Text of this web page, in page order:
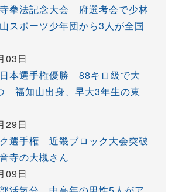
拳法記念大会 府選考会で少林
スポーツ少年団から3人が全国
03日
本選手権優勝 88キロ級で大
福知山出身、早大3年生の東
29日
選手権 近畿ブロック大会突破
寺の大槻さん
09日